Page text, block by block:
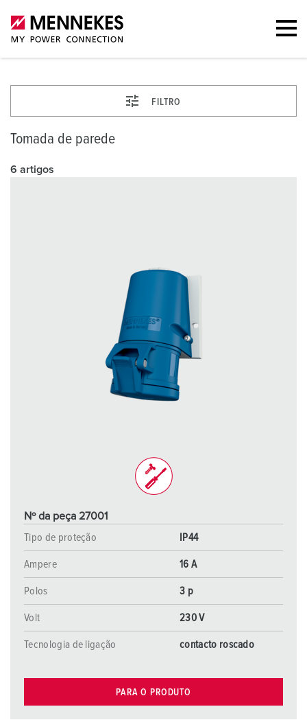
FILTRO
Tomada de parede
6 artigos
Nº da peça 27001
Tipo de proteção
IP44
Ampere 16 A
Polos 3 p
Volt 230 V
Tecnologia de ligação contacto roscado
PARA O PRODUTO